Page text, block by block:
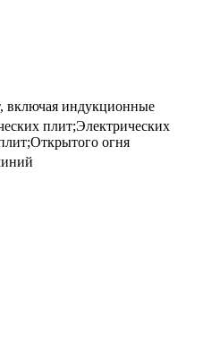
включая индукционные
плит;Электрических
огня